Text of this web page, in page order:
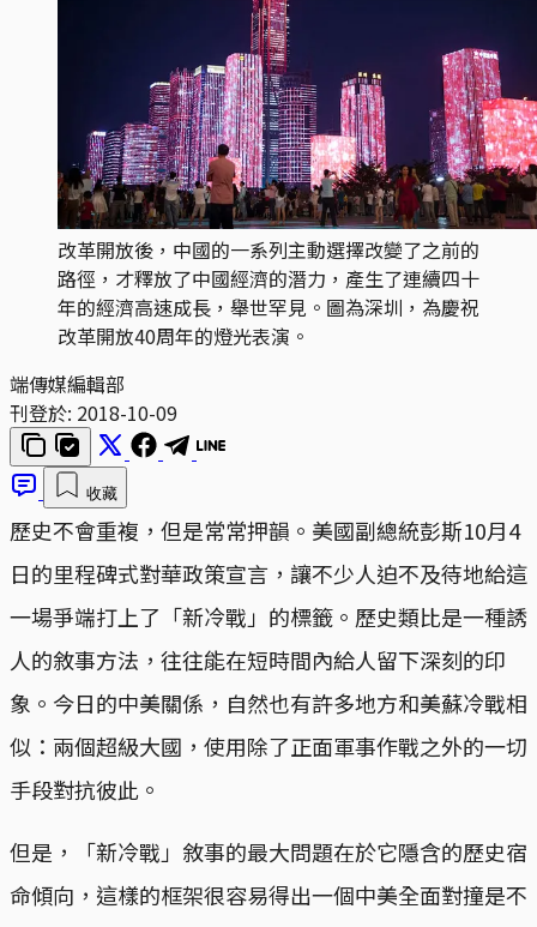
改革開放後，中國的一系列主動選擇改變了之前的
路徑，才釋放了中國經濟的潛力，產生了連續四十
年的經濟高速成長，舉世罕見。圖為深圳，為慶祝
改革開放40周年的燈光表演。
端傳媒編輯部
刊登於: 2018-10-09
收藏
歷史不會重複，但是常常押韻。美國副總統彭斯10月4
日的里程碑式對華政策宣言，讓不少人迫不及待地給這
一場爭端打上了「新冷戰」的標籤。歷史類比是一種誘
人的敘事方法，往往能在短時間內給人留下深刻的印
象。今日的中美關係，自然也有許多地方和美蘇冷戰相
似：兩個超級大國，使用除了正面軍事作戰之外的一切
手段對抗彼此。
但是，「新冷戰」敘事的最大問題在於它隱含的歷史宿
命傾向，這樣的框架很容易得出一個中美全面對撞是不